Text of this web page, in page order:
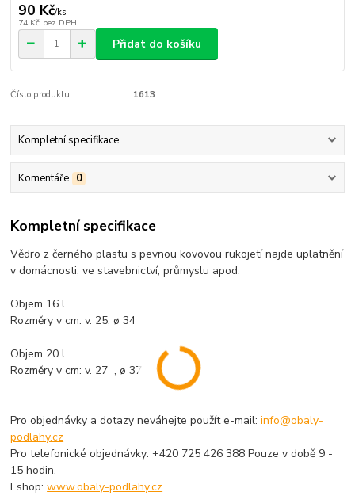
90 Kč/ks
74 Kč bez DPH
Přidat do košíku
Číslo produktu: 1613
Kompletní specifikace
Komentáře 0
Kompletní specifikace
Vědro z černého plastu s pevnou kovovou rukojetí najde uplatnění
v domácnosti, ve stavebnictví, průmyslu apod.
Objem 16 l
Rozměry v cm: v. 25, ø 34
Objem 20 l
Rozměry v cm: v. 27 , ø 37
Pro objednávky a dotazy neváhejte použít e-mail:info@obaly-
podlahy.cz
Pro telefonické objednávky: +420 725 426 388 Pouze v době 9 -
15 hodin.
Eshop:www.obaly-podlahy.cz